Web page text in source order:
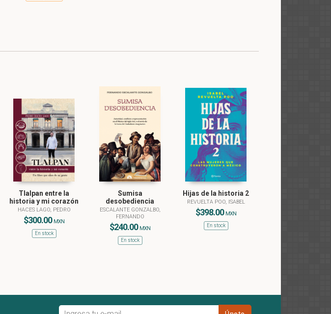
Tlalpan entre la
historia y mi corazón
HACES LAGO, PEDRO
$300.00 MXN
En stock
Sumisa
desobediencia
ESCALANTE GONZALBO,
FERNANDO
$240.00 MXN
En stock
Hijas de la historia 2
REVUELTA POO, ISABEL
$398.00 MXN
En stock